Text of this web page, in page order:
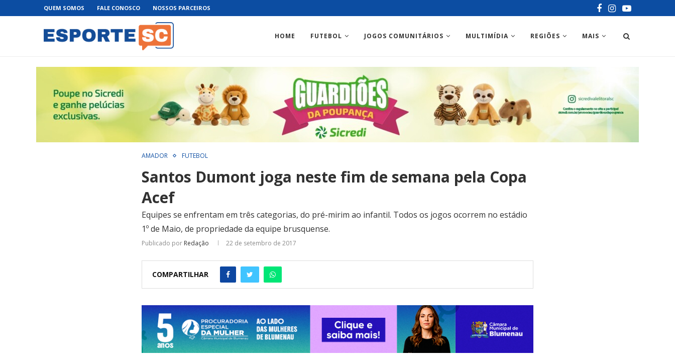
QUEM SOMOS FALE CONOSCO NOSSOS PARCEIROS
HOME FUTEBOL JOGOS COMUNITÁRIOS MULTIMÍDIA REGIÕES MAIS
AMADOR FUTEBOL
Santos Dumont joga neste fim de semana pela Copa
Acef
Equipes se enfrentam em três categorias, do pré-mirim ao infantil. Todos os jogos ocorrem no estádio
1º de Maio, de propriedade da equipe brusquense.
Publicado por Redação 22 de setembro de 2017
COMPARTILHAR